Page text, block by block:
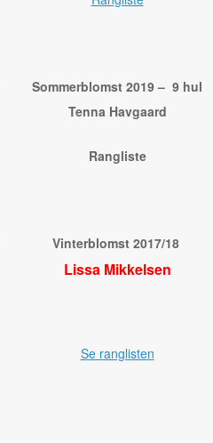
Sommerblomst 2019 – 9 hul
Tenna Havgaard
Rangliste
Vinterblomst 2017/18
Lissa Mikkelsen
Se ranglisten